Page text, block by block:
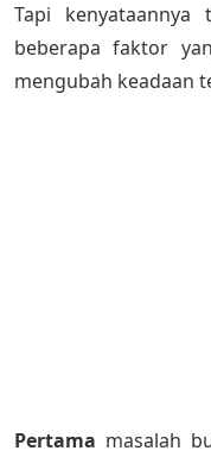
Tapi
beberapa faktor
mengubah keadaan
Pertama masalah